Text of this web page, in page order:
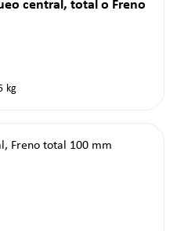
central, total o Freno
kg